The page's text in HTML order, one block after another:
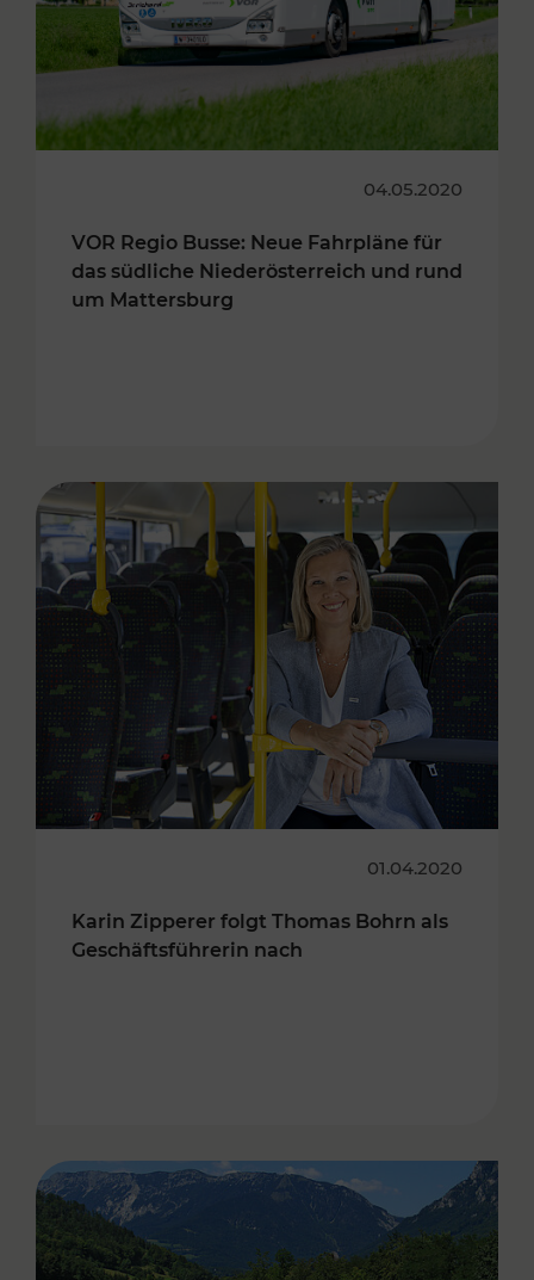
04.05.2020
VOR Regio Busse: Neue Fahrpläne für
das südliche Niederösterreich und rund
um Mattersburg
01.04.2020
Karin Zipperer folgt Thomas Bohrn als
Geschäftsführerin nach